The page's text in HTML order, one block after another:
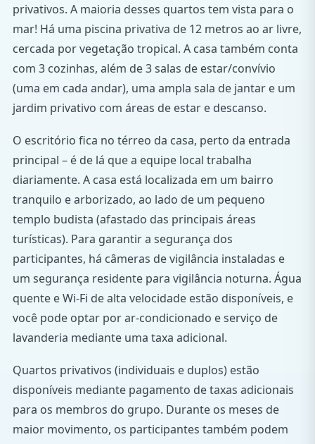
privativos. A maioria desses quartos tem vista para o
mar! Há uma piscina privativa de 12 metros ao ar livre,
cercada por vegetação tropical. A casa também conta
com 3 cozinhas, além de 3 salas de estar/convívio
(uma em cada andar), uma ampla sala de jantar e um
jardim privativo com áreas de estar e descanso.
O escritório fica no térreo da casa, perto da entrada
principal – é de lá que a equipe local trabalha
diariamente. A casa está localizada em um bairro
tranquilo e arborizado, ao lado de um pequeno
templo budista (afastado das principais áreas
turísticas). Para garantir a segurança dos
participantes, há câmeras de vigilância instaladas e
um segurança residente para vigilância noturna. Água
quente e Wi-Fi de alta velocidade estão disponíveis, e
você pode optar por ar-condicionado e serviço de
lavanderia mediante uma taxa adicional.
Quartos privativos (individuais e duplos) estão
disponíveis mediante pagamento de taxas adicionais
para os membros do grupo. Durante os meses de
maior movimento, os participantes também podem